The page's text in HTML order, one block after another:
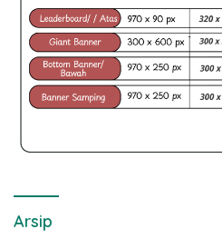
Arsip